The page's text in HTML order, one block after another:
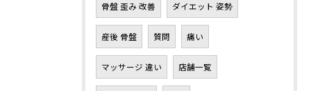
骨盤 歪み 改善 ダイエット 姿勢
産後 骨盤 質問 痛い
マッサージ 違い 店舗一覧